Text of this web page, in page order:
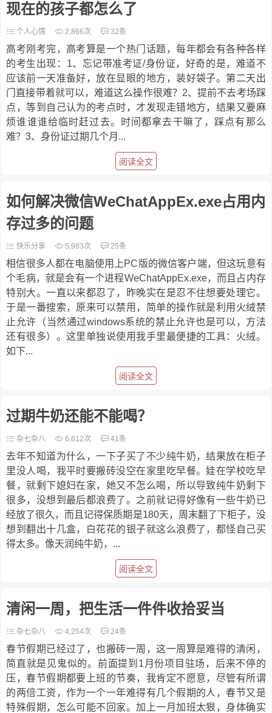
现在的孩子都怎么了
个人心情 2,866次 32条
高考刚考完，高考算是一个热门话题，每年都会有各种各样
的考生出现：1、忘记带准考证/身份证，好奇的是，难道不
应该前一天准备好，放在显眼的地方，装好袋子。第二天出
门直接带着就可以，难道这么操作很难？2、提前不去考场踩
点，等到自己认为的考点时，才发现走错地方，结果又要麻
烦谁谁谁给临时赶过去。时间都拿去干嘛了，踩点有那么
难？3、身份证过期几个月...
阅读全文
如何解决微信WeChatAppEx.exe占用内
存过多的问题
快乐分享 5,983次 25条
相信很多人都在电脑使用上PC版的微信客户端，但这玩意有
个毛病，就是会有一个进程WeChatAppEx.exe，而且占内存
特别大。一直以来都忍了，昨晚实在是忍不住想要处理它。
于是一番搜索，原来可以禁用，简单的操作就是利用火绒禁
止允许（当然通过windows系统的禁止允许也是可以，方法
还有很多）。这里单独说使用我手里最便捷的工具：火绒。
如下...
阅读全文
过期牛奶还能不能喝？
杂七杂八 6,612次 41条
去年不知道为什么，一下子买了不少纯牛奶，结果放在柜子
里没人喝，我平时要搬砖没空在家里吃早餐。娃在学校吃早
餐，就剩下媳妇在家，她又不怎么喝，所以导致纯牛奶剩下
很多，没想到最后都浪费了。之前就记得好像有一些牛奶已
经放了很久，而且记得保质期是180天，周末翻了下柜子，没
想到翻出十几盒，白花花的银子就这么浪费了，都怪自己买
得太多。像天润纯牛奶，...
阅读全文
清闲一周，把生活一件件收拾妥当
杂七杂八 4,254次 24条
春节假期已经过了，也搬砖一周，这一周算是难得的清闲，
简直就是见鬼似的。前面提到1月份项目驻场，后来不停的
压，春节假期都要上班的节奏，我肯定不愿意，尽管有所谓
的两倍工资，作为一个一年难得有几个假期的人，春节又是
特殊假期，怎么可能不回家。加上一月加班太狠，身体确实